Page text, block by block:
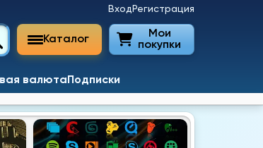
Каталог
Мои
покупки
Вход Регистрация
валюта Подписки